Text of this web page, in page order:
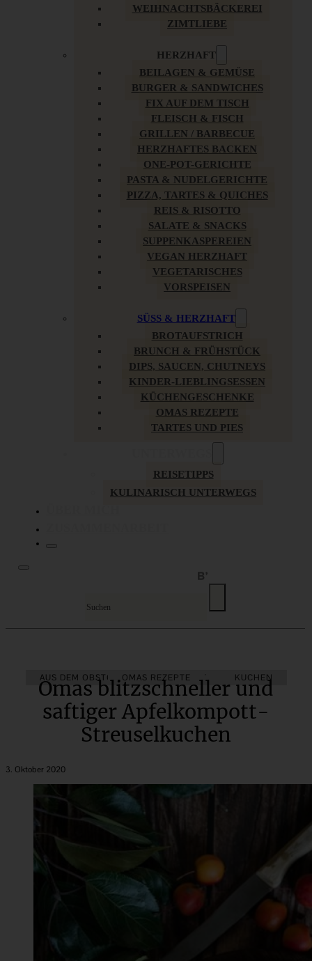
WEIHNACHTSBÄCKEREI
ZIMTLIEBE
HERZHAFT
BEILAGEN & GEMÜSE
BURGER & SANDWICHES
FIX AUF DEM TISCH
FLEISCH & FISCH
GRILLEN / BARBECUE
HERZHAFTES BACKEN
ONE-POT-GERICHTE
PASTA & NUDELGERICHTE
PIZZA, TARTES & QUICHES
REIS & RISOTTO
SALATE & SNACKS
SUPPENKASPEREIEN
VEGAN HERZHAFT
VEGETARISCHES
VORSPEISEN
SÜSS & HERZHAFT
BROTAUFSTRICH
BRUNCH & FRÜHSTÜCK
DIPS, SAUCEN, CHUTNEYS
KINDER-LIEBLINGSESSEN
KÜCHENGESCHENKE
OMAS REZEPTE
TARTES UND PIES
REISETIPPS
KULINARISCH UNTERWEGS
AUS DEM OBSTGARTEN HERBST KUCHEN
OMAS REZEPTE
Omas blitzschneller und
saftiger Apfelkompott-
Streuselkuchen
3. Oktober 2020